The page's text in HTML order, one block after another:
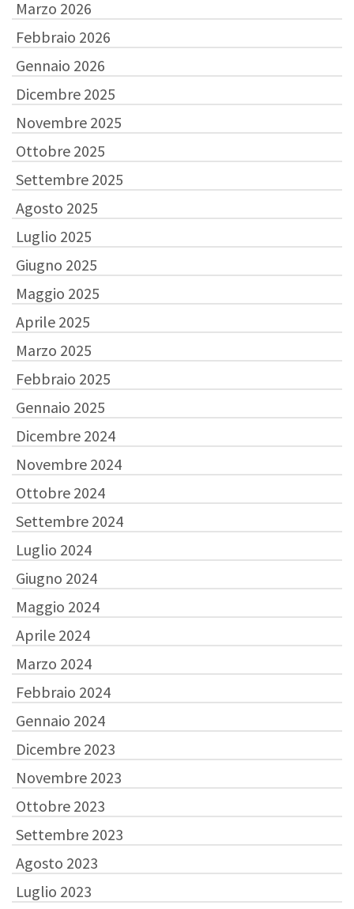
Marzo 2026
Febbraio 2026
Gennaio 2026
Dicembre 2025
Novembre 2025
Ottobre 2025
Settembre 2025
Agosto 2025
Luglio 2025
Giugno 2025
Maggio 2025
Aprile 2025
Marzo 2025
Febbraio 2025
Gennaio 2025
Dicembre 2024
Novembre 2024
Ottobre 2024
Settembre 2024
Luglio 2024
Giugno 2024
Maggio 2024
Aprile 2024
Marzo 2024
Febbraio 2024
Gennaio 2024
Dicembre 2023
Novembre 2023
Ottobre 2023
Settembre 2023
Agosto 2023
Luglio 2023